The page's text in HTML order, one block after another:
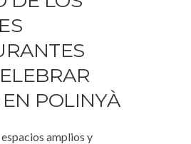
POLINYÀ
amplios y